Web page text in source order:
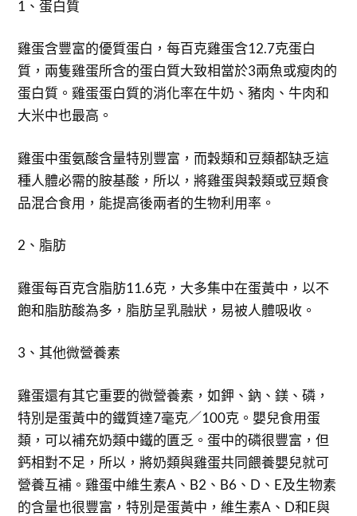
1、蛋白質
雞蛋含豐富的優質蛋白，每百克雞蛋含12.7克蛋白
質，兩隻雞蛋所含的蛋白質大致相當於3兩魚或瘦肉的
蛋白質。雞蛋蛋白質的消化率在牛奶、豬肉、牛肉和
大米中也最高。
雞蛋中蛋氨酸含量特別豐富，而穀類和豆類都缺乏這
種人體必需的胺基酸，所以，將雞蛋與穀類或豆類食
品混合食用，能提高後兩者的生物利用率。
2、脂肪
雞蛋每百克含脂肪11.6克，大多集中在蛋黃中，以不
飽和脂肪酸為多，脂肪呈乳融狀，易被人體吸收。
3、其他微營養素
雞蛋還有其它重要的微營養素，如鉀、鈉、鎂、磷，
特別是蛋黃中的鐵質達7毫克／100克。嬰兒食用蛋
類，可以補充奶類中鐵的匱乏。蛋中的磷很豐富，但
鈣相對不足，所以，將奶類與雞蛋共同餵養嬰兒就可
營養互補。雞蛋中維生素A、B2、B6、D、E及生物素
的含量也很豐富，特別是蛋黃中，維生素A、D和E與